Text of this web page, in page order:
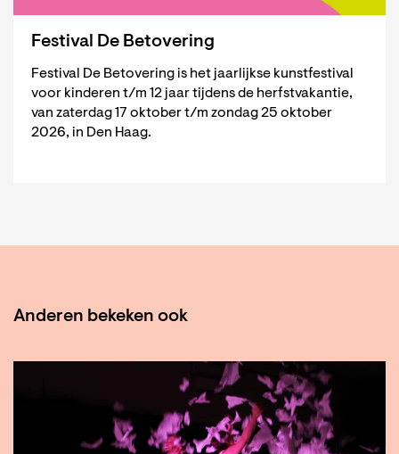
Festival De Betovering
Festival De Betovering is het jaarlijkse kunstfestival
voor kinderen t/m 12 jaar tijdens de herfstvakantie,
van zaterdag 17 oktober t/m zondag 25 oktober
2026, in Den Haag.
Anderen bekeken ook